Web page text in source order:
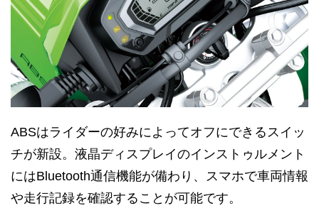
ABSはライダーの好みによってオフにできるスイッ
チが新設。液晶ディスプレイのインストゥルメント
にはBluetooth通信機能が備わり、スマホで車両情報
や走行記録を確認することが可能です。